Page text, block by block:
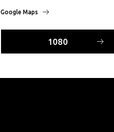
Google Maps
1080